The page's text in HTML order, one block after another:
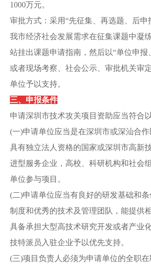
1000万元。
审批方式：采用“先征集、再选题、后申
我市经济社会发展需求在征集课题中凝
站挂出课题申请指南，然后以“单位申
或者现场考察、社会公示、审批机关审
单位予以支持。
三、申报条件
申请深圳市技术攻关项目资助应当符合
(一)申请单位应当是在深圳市或深汕合作
具有独立法人资格的国家或深圳市高新
进型服务企业，高校、科研机构和社会
单位参与项目。
(二)申请单位应当有良好的研发基础和
制度和优秀的技术及管理团队，能提供
具备承担大型高技术研究开发或者产业
技特派员入驻企业予以优先支持。
(三)项目负责人必须为申请单位的全职